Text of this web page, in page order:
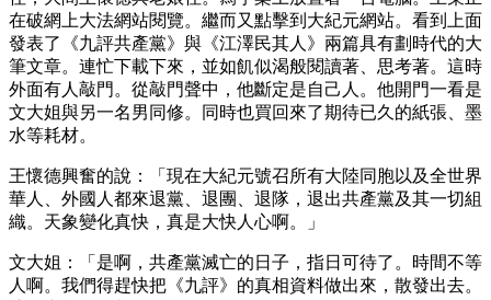
在破網上大法網站閱覽。繼而又點擊到大紀元網站。看到上面
發表了《九評共產黨》與《江澤民其人》兩篇具有劃時代的大
筆文章。連忙下載下來，並如飢似渴般閱讀著、思考著。這時
外面有人敲門。從敲門聲中，他斷定是自己人。他開門一看是
文大姐與另一名男同修。同時也買回來了期待已久的紙張、墨
水等耗材。
王懷德興奮的說：「現在大紀元號召所有大陸同胞以及全世界
華人、外國人都來退黨、退團、退隊，退出共產黨及其一切組
織。天象變化真快，真是大快人心啊。」
文大姐：「是啊，共產黨滅亡的日子，指日可待了。時間不等
人啊。我們得趕快把《九評》的真相資料做出來，散發出去。